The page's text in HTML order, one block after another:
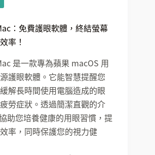
：免費護眼軟體，終結螢幕
率！
是一款專為蘋果 macOS 用
護眼軟體。它能智慧提醒您
解長時間使用電腦造成的眼
勞症狀。透過簡潔直觀的介
助您培養健康的用眼習慣，提
率，同時保護您的視力健